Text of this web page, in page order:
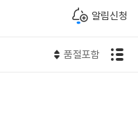
알림신청
품절포함